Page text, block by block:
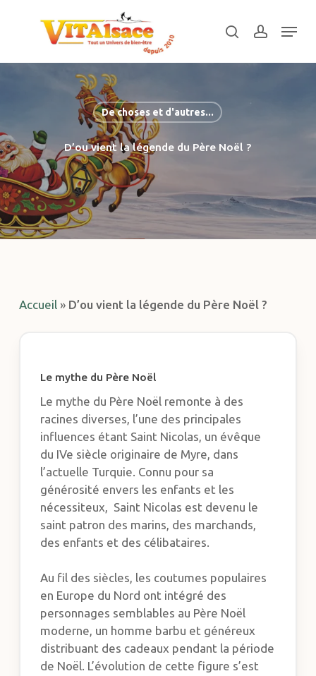
content
searchaccount
Menu
De choses et d'autres...
D’ou vient la légende du Père Noël ?
Accueil» D’ou vient la légende du Père Noël ?
Le mythe du Père Noël
Le mythe du Père Noël remonte à des
racines diverses, l’une des principales
influences étant Saint Nicolas, un évêque
du IVe siècle originaire de Myre, dans
l’actuelle Turquie. Connu pour sa
générosité envers les enfants et les
nécessiteux, Saint Nicolas est devenu le
saint patron des marins, des marchands,
des enfants et des célibataires.
Au fil des siècles, les coutumes populaires
en Europe du Nord ont intégré des
personnages semblables au Père Noël
moderne, un homme barbu et généreux
distribuant des cadeaux pendant la période
de Noël. L’évolution de cette figure s’est
Menu